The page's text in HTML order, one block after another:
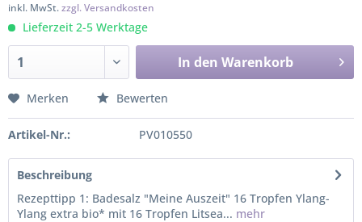
inkl. MwSt.zzgl. Versandkosten
Lieferzeit 2-5 Werktage
In den Warenkorb
Merken Bewerten
Artikel-Nr.: PV010550
Beschreibung
Rezepttipp 1: Badesalz "Meine Auszeit" 16 Tropfen Ylang-
Ylang extra bio* mit 16 Tropfen Litsea... mehr